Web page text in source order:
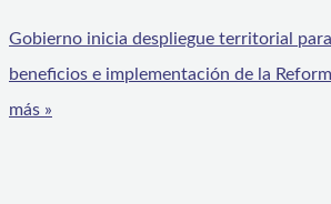
Gobierno inicia despliegue territorial
beneficios e implementación de la
más »